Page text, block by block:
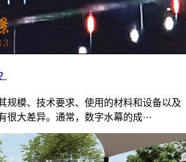
规模、技术要求、使用的材料和设备以及
很大差异。通常，数字水幕的成···